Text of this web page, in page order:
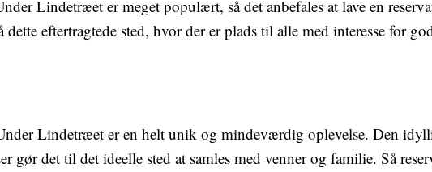
Lindetræet er meget populært, så det anbefales at lave en
eftertragtede sted, hvor der er plads til alle med interesse for
Lindetræet er en helt unik og mindeværdig oplevelse. Den
gør det til det ideelle sted at samles med venner og familie. Så